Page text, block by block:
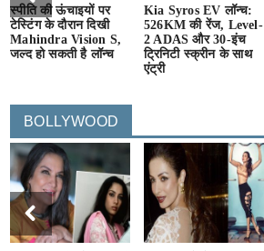
स्पीति की ऊंचाइयों पर
टेस्टिंग के दौरान दिखी
Mahindra Vision S,
जल्द हो सकती है लॉन्च
Kia Syros EV लॉन्च:
526KM की रेंज, Level-
2 ADAS और 30-इंच
ट्रिनिटी स्क्रीन के साथ
एंट्री
BOLLYWOOD